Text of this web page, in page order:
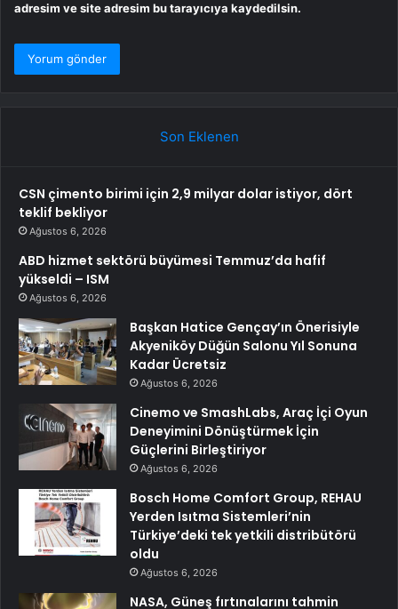
adresim ve site adresim bu tarayıcıya kaydedilsin.
Son Eklenen
CSN çimento birimi için 2,9 milyar dolar istiyor, dört
teklif bekliyor
Ağustos 6, 2026
ABD hizmet sektörü büyümesi Temmuz’da hafif
yükseldi – ISM
Ağustos 6, 2026
Başkan Hatice Gençay’ın Önerisiyle
Akyeniköy Düğün Salonu Yıl Sonuna
Kadar Ücretsiz
Ağustos 6, 2026
Cinemo ve SmashLabs, Araç İçi Oyun
Deneyimini Dönüştürmek İçin
Güçlerini Birleştiriyor
Ağustos 6, 2026
Bosch Home Comfort Group, REHAU
Yerden Isıtma Sistemleri’nin
Türkiye’deki tek yetkili distribütörü
oldu
Ağustos 6, 2026
NASA, Güneş fırtınalarını tahmin